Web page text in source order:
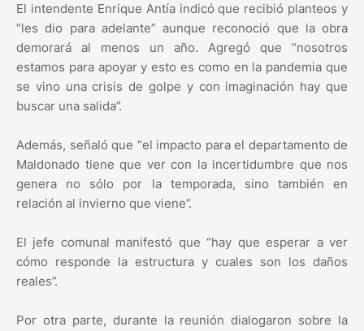
El intendente Enrique Antía indicó que recibió planteos y
“les dio para adelante” aunque reconoció que la obra
demorará al menos un año. Agregó que “nosotros
estamos para apoyar y esto es como en la pandemia que
se vino una crisis de golpe y con imaginación hay que
buscar una salida”.
Además, señaló que “el impacto para el departamento de
Maldonado tiene que ver con la incertidumbre que nos
genera no sólo por la temporada, sino también en
relación al invierno que viene”.
El jefe comunal manifestó que “hay que esperar a ver
cómo responde la estructura y cuales son los daños
reales”.
Por otra parte, durante la reunión dialogaron sobre la